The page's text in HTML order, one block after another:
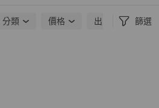
分類 價格 出貨地點 篩選